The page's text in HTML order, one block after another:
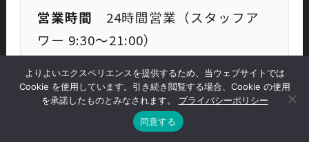
営業時間 24時間営業（スタッフア
ワー 9:30〜21:00）
定休日不定休
よりよいエクスペリエンスを提供するため、当ウェブサイトでは
Cookie を使用しています。引き続き閲覧する場合、Cookie の使用
を承諾したものとみなされます。 プライバシーポリシー
同意する